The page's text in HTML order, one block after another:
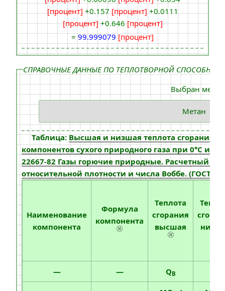
[процент]+0.157 [процент]+0.0111
[процент]+0.646 [процент]
= 99.999079[процент]
СПРАВОЧНЫЕ ДАННЫЕ ПО ТЕПЛОТВОРНОЙ
Выбран метан
Таблица:Высшая и низшая теплота сгорания и
компонентов сухого природного газа при 0°С и
22667-82 Газы горючие природные. Расчетный
относительной плотности и числа Воббе. (ГОСТ
Наименование
компонента
Формула
компонента
Теплота
сгорания
высшая
— — QB